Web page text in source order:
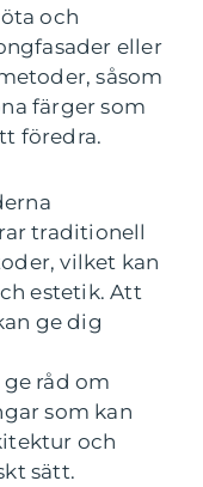
och
eller
såsom
färger som
föredra.
traditionell
vilket kan
estetik. Att
ge dig
ge råd om
som kan
och
sätt.